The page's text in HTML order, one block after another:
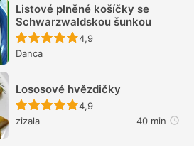
Listové plněné košíčky se
Schwarzwaldskou šunkou
Recept ještě nebyl
4,9
Danca
Lososové hvězdičky
Recept ještě nebyl
4,9
zizala
40 min